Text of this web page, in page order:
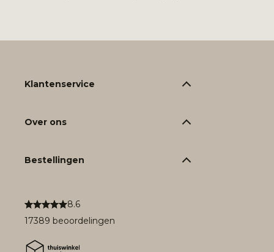
8.6
17389 beoordelingen
Klantenservice
Over ons
Bestellingen